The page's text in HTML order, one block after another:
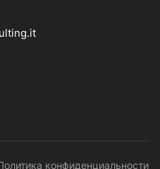
конфиденциальности